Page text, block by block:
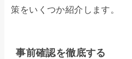
策をいくつか紹介します。
事前確認を徹底する